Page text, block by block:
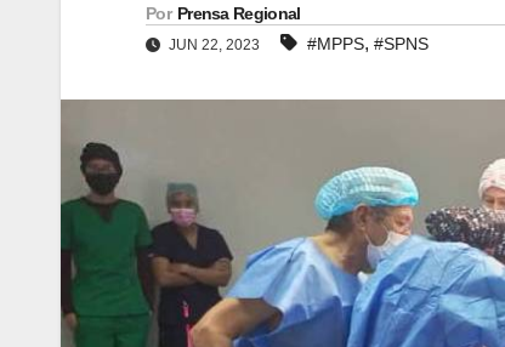
Por Prensa Regional
JUN 22, 2023 #MPPS, #SPNS